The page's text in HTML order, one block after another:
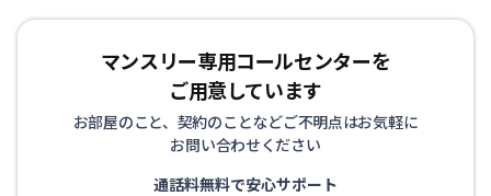
マンスリー専用コールセンターを
ご用意しています
お部屋のこと、契約のことなどご不明点はお気軽に
お問い合わせください
通話料無料で安心サポート